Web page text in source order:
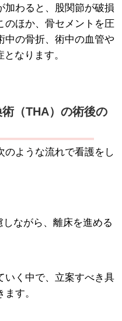
加わると、股関節が破損
のほか、骨セメントを圧
中の骨折、術中の血管や
なります。
（THA）の術後の
のような流れで看護をし
ながら、離床を進める
いく中で、立案すべき具
す。